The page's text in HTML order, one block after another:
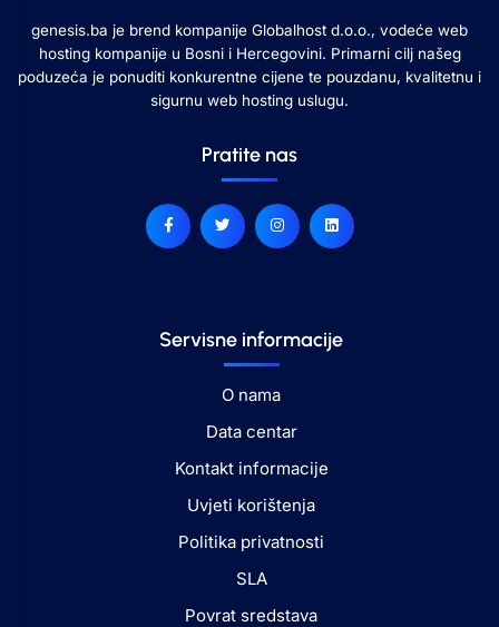
genesis.ba je brend kompanije Globalhost d.o.o., vodeće web
hosting kompanije u Bosni i Hercegovini. Primarni cilj našeg
poduzeća je ponuditi konkurentne cijene te pouzdanu, kvalitetnu i
sigurnu web hosting uslugu.
Pratite nas
Servisne informacije
O nama
Data centar
Kontakt informacije
Uvjeti korištenja
Politika privatnosti
SLA
Povrat sredstava